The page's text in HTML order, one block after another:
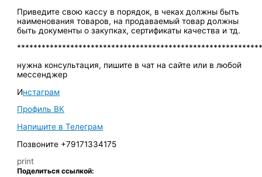
Приведите свою кассу в порядок, в чеках должны быть
наименования товаров, на продаваемый товар должны
быть документы о закупках, сертификаты качества и тд.
нужна консультация, пишите в чат на сайте или в любой
мессенджер
Инстаграм
Профиль ВК
Напишите в Телеграм
Позвоните +79171334175
print
Поделиться ссылкой: